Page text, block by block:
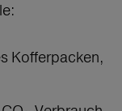
Kofferpacken,